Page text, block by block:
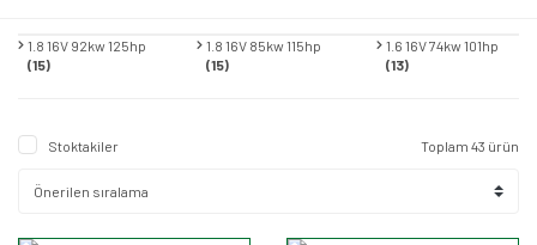
1.8 16V 92kw 125hp
(15)
1.8 16V 85kw 115hp
(15)
1.6 16V 74kw 101hp
(13)
Stoktakiler Toplam 43 ürün